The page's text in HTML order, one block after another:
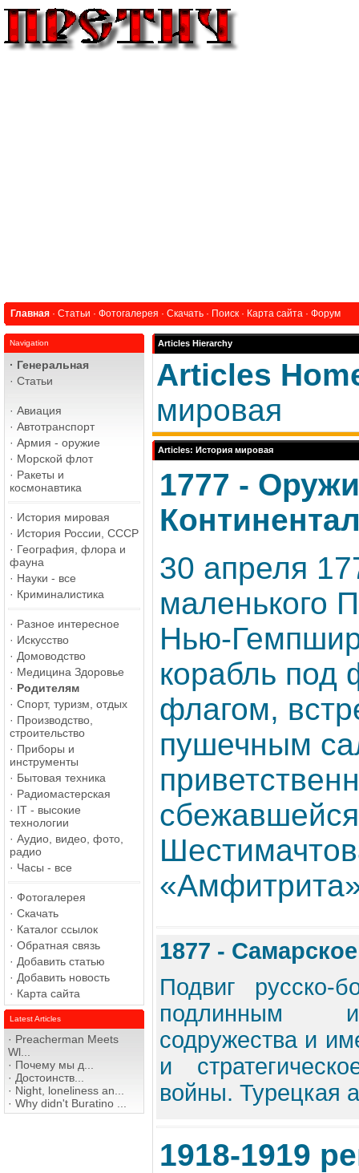
Главная · Статьи · Фотогалерея · Скачать · Поиск · Карта сайта · Форум
Navigation
· Генеральная
· Статьи
· Авиация
· Автотранспорт
· Армия - оружие
· Морской флот
· Ракеты и
космонавтика
· История мировая
· История России, СССР
· География, флора и
фауна
· Науки - все
· Криминалистика
· Разное интересное
· Искусство
· Домоводство
· Медицина Здоровье
· Родителям
· Спорт, туризм, отдых
· Производство,
строительство
· Приборы и
инструменты
· Бытовая техника
· Радиомастерская
· IT - высокие
технологии
· Аудио, видео, фото,
радио
· Часы - все
· Фотогалерея
· Скачать
· Каталог ссылок
· Обратная связь
· Добавить статью
· Добавить новость
· Карта сайта
Latest Articles
· Preacherman Meets
Wl...
· Почему мы д...
· Достоинств...
· Night, loneliness an...
· Why didn't Buratino ...
Articles Hierarchy
Articles
мировая
Articles: История мировая
1777 -
30 апреля
маленького
Нью-
корабль под
флагом,
пушечным
1877 -
Подвиг русско-
подлинным
содружества и
и
войны. Турецкая
1918-1919